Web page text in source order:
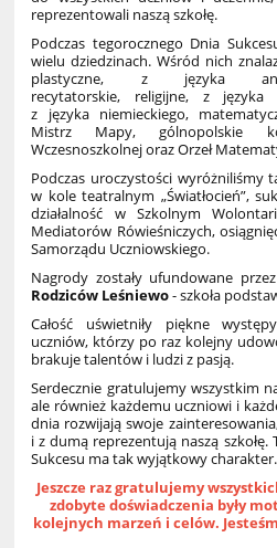
reprezentowali naszą szkołę.
Podczas tegorocznego Dnia
wielu dziedzinach. Wśród nich
plastyczne, z języka
recytatorskie, religijne, z języka
z języka niemieckiego,
Mistrz Mapy, gólnopolskie
Wczesnoszkolnej oraz Orzeł
Podczas uroczystości wyróżniliśmy
w kole teatralnym „Światłocień”,
działalność w Szkolnym
Mediatorów Rówieśniczych,
Samorządu Uczniowskiego.
Nagrody zostały ufundowane
Rodziców Leśniewo- szkoła
Całość uświetniły piękne
uczniów, którzy po raz kolejny
brakuje talentów i ludzi z pasją.
Serdecznie gratulujemy wszystkim
ale również każdemu uczniowi i
dnia rozwijają swoje
i z dumą reprezentują naszą szkołę.
Sukcesu ma tak wyjątkowy charakter.
Jeszcze raz gratulujemy
zdobyte doświadczenia były
kolejnych marzeń i celów.